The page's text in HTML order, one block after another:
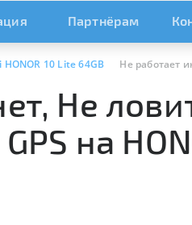
Партнёрам
HONOR 10 Lite 64GB Не работает
Не
на